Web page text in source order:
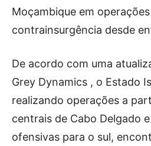
Moçambique em
contrainsurgência desde
De acordo com uma
Grey Dynamics , o Estado
realizando operações a
centrais de Cabo Delgado
ofensivas para o sul,